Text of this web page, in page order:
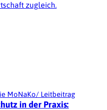
zugleich.
MoNaKo/ Leitbeitrag
in der Praxis: